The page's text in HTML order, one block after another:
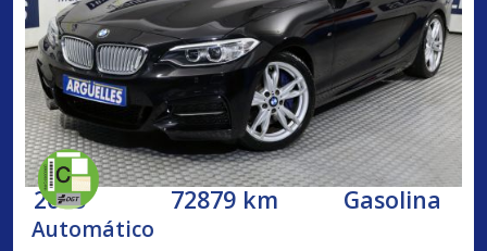
2015 72879 km Gasolina
Automático